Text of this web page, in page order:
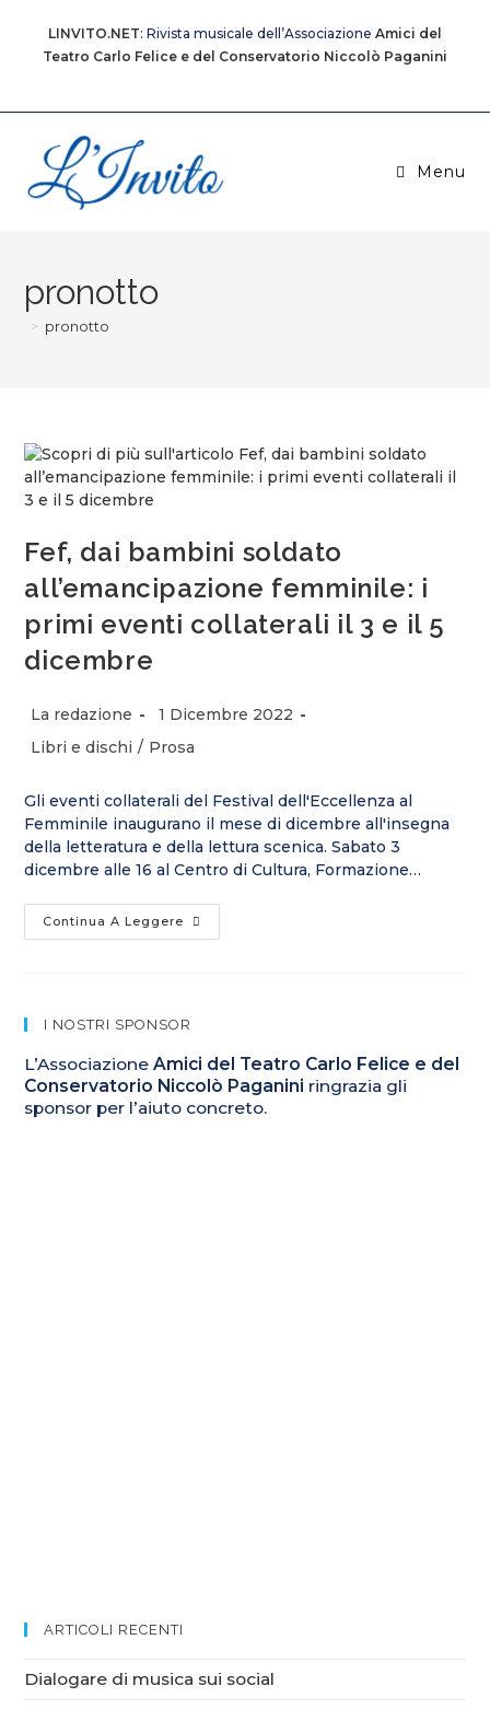
contenuto
LINVITO.NET: Rivista musicale dell’Associazione Amici del
Teatro Carlo Felice e del Conservatorio Niccolò Paganini
Menu
pronotto
> pronotto
Fef, dai bambini soldato
all’emancipazione femminile: i
primi eventi collaterali il 3 e il 5
dicembre
Autore
La redazione
Articolo
1 Dicembre 2022
Categoria
Libri e dischi / Prosa
Gli eventi collaterali del Festival dell'Eccellenza al
Femminile inaugurano il mese di dicembre all'insegna
della letteratura e della lettura scenica. Sabato 3
dicembre alle 16 al Centro di Cultura, Formazione…
Continua A Leggere Fef,
Dai
Primi
Collaterali
Il
3
E
I NOSTRI SPONSOR
L’AssociazioneAmici del Teatro Carlo Felice e del
Conservatorio Niccolò Paganini ringrazia gli
sponsor per l’aiuto concreto.
ARTICOLI RECENTI
Dialogare di musica sui social